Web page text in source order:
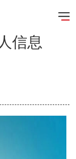
信息